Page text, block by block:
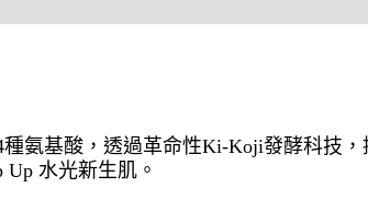
氨基酸，透過革命性Ki-Koji發酵科技，
水光新生肌。